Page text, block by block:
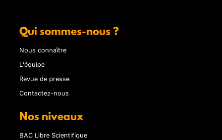
Qui sommes-nous ?
Nous connaître
L'équipe
Revue de presse
Contactez-nous
Nos niveaux
BAC Libre Scientifique